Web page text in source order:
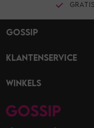
Gossip
Klantenservice
Winkels